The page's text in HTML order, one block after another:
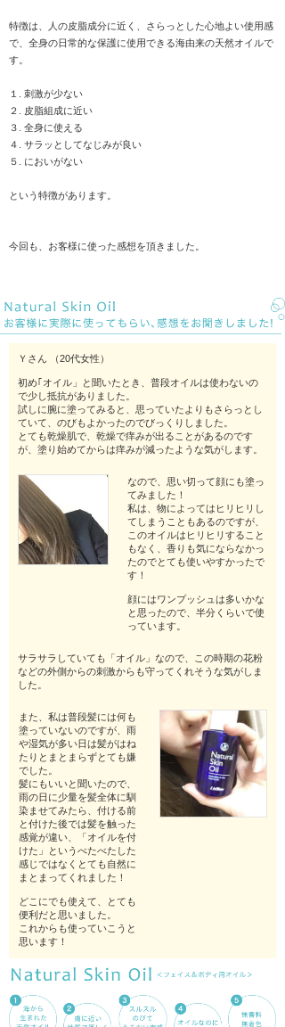
るには、動画の右下隅に
リックすると、動画が拡
大し、画面いっぱいに表
示されます。
木下薬局とは
当店が百歳長寿薬局と
店主自身克服した鬱
旧ブログ
加入研究会
特徴は、人の皮脂成分に近く、さらっとした心地よい使用感
で、全身の日常的な保護に使用できる海由来の天然オイルで
す。
１. 刺激が少ない
２. 皮脂組成に近い
３. 全身に使える
４. サラッとしてなじみが良い
５. においがない
という特徴があります。
今回も、お客様に使った感想を頂きました。
Ｙさん （20代女性）
初め｢オイル」と聞いたとき、普段オイルは使わないの
で少し抵抗がありました。
試しに腕に塗ってみると、 思っていたよりもさらっとし
ていて、のびもよかったのでびっくりしました。
とても乾燥肌で、乾燥で痒みが出ることがあるのです
が、塗り始めてからは痒みが減ったような気がします。
なので、思い切って顔にも塗っ
てみました！
私は、物によってはヒリヒリし
てしまうこともあるのですが、
このオイルはヒリヒリすること
もなく、香りも気にならなかっ
たのでとても使いやすかったで
す！
顔にはワンプッシュは多いかな
と思ったので、半分くらいで使
っています。
サラサラしていても「オイル」なので、この時期の花粉
などの外側からの刺激からも守ってくれそうな気がしま
した。
また、私は普段髪には何も
塗っていないのですが、雨
や湿気が多い日は髪がはね
たりとまとまらずとても嫌
でした。
髪にもいいと聞いたので、
雨の日に少量を髪全体に馴
染ませてみたら、付ける前
と付けた後では髪を触った
感覚が違い、「オイルを付
けた」というべたべたした
感じではなくとても自然に
まとまってくれました！
どこにでも使えて、とても
便利だと思いました。
これからも使っていこうと
思います！